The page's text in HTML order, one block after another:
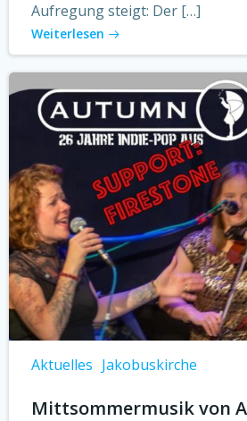
Aufregung steigt: Der […]
Weiterlesen
Aktuelles Jakobuskirche
Mittsommermusik von